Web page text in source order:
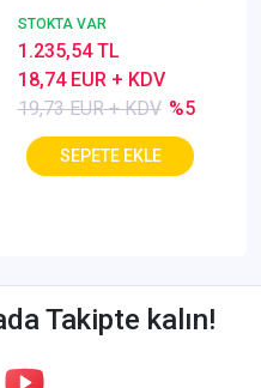
ucu, Z=3, Kaplamalı,
30°
STOKTA VAR
19,73 EUR + KDV %5
18,74 EUR + KDV
1.235,54 TL
Takipte kalın!